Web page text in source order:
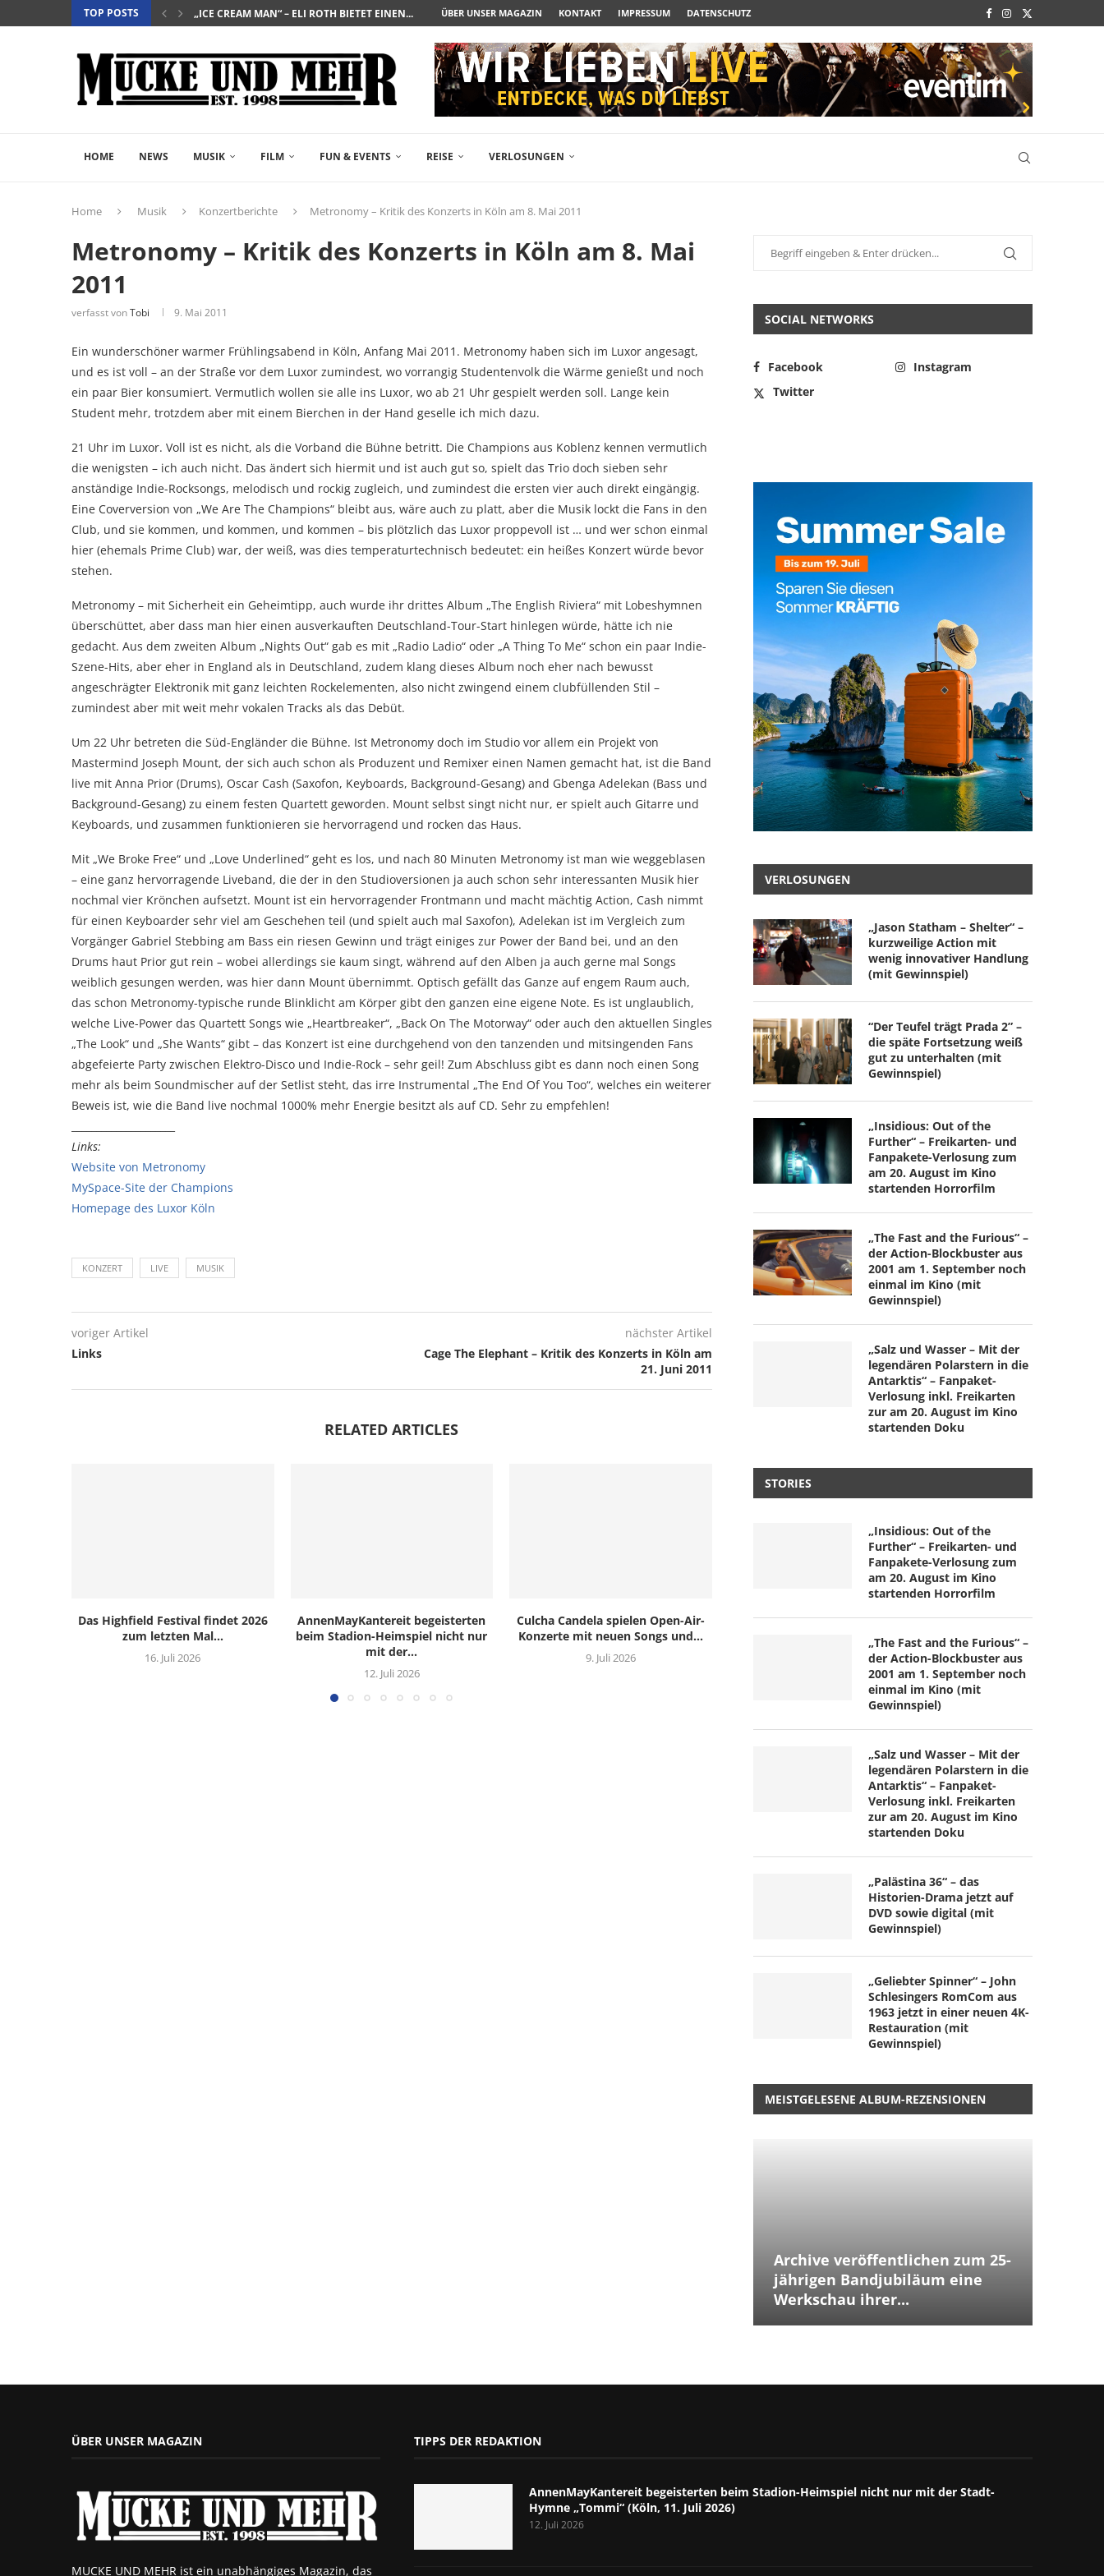
TOP POSTS
„EVERYTIME“ – BERÜHRENDE TRAUERAUFARBEITUNG DER BESONDEREN ART
„NIGHTBORN“ – WENN MUTTERSEIN ZUM ALBTRAUM WIRD
„INSIDIOUS: OUT OF THE FURTHER“ – FREIKARTEN- UND...
„THE FAST AND THE FURIOUS“ – DER ACTION-BLOCKBUSTER...
„SALZ UND WASSER – MIT DER LEGENDÄREN POLARSTERN...
„PALÄSTINA 36“ – DAS HISTORIEN-DRAMA JETZT AUF DVD...
„GELIEBTER SPINNER“ – JOHN SCHLESINGERS ROMCOM AUS 1963...
ÜBER UNSER MAGAZIN KONTAKT IMPRESSUM DATENSCHUTZ
HOME NEWS MUSIK FILM FUN & EVENTS REISE VERLOSUNGEN
Home Musik Konzertberichte Metronomy – Kritik des Konzerts in Köln am 8. Mai 2011
Metronomy – Kritik des Konzerts in Köln am 8. Mai
2011
verfasst vonTobi 9. Mai 2011
Ein wunderschöner warmer Frühlingsabend in Köln, Anfang Mai 2011. Metronomy haben sich im Luxor angesagt,
und es ist voll – an der Straße vor dem Luxor zumindest, wo vorrangig Studentenvolk die Wärme genießt und noch
ein paar Bier konsumiert. Vermutlich wollen sie alle ins Luxor, wo ab 21 Uhr gespielt werden soll. Lange kein
Student mehr, trotzdem aber mit einem Bierchen in der Hand geselle ich mich dazu.
21 Uhr im Luxor. Voll ist es nicht, als die Vorband die Bühne betritt. Die Champions aus Koblenz kennen vermutlich
die wenigsten – ich auch nicht. Das ändert sich hiermit und ist auch gut so, spielt das Trio doch sieben sehr
anständige Indie-Rocksongs, melodisch und rockig zugleich, und zumindest die ersten vier auch direkt eingängig.
Eine Coverversion von „We Are The Champions“ bleibt aus, wäre auch zu platt, aber die Musik lockt die Fans in den
Club, und sie kommen, und kommen, und kommen – bis plötzlich das Luxor proppevoll ist … und wer schon einmal
hier (ehemals Prime Club) war, der weiß, was dies temperaturtechnisch bedeutet: ein heißes Konzert würde bevor
stehen.
Metronomy – mit Sicherheit ein Geheimtipp, auch wurde ihr drittes Album „The English Riviera“ mit Lobeshymnen
überschüttet, aber dass man hier einen ausverkauften Deutschland-Tour-Start hinlegen würde, hätte ich nie
gedacht. Aus dem zweiten Album „Nights Out“ gab es mit „Radio Ladio“ oder „A Thing To Me“ schon ein paar Indie-
Szene-Hits, aber eher in England als in Deutschland, zudem klang dieses Album noch eher nach bewusst
angeschrägter Elektronik mit ganz leichten Rockelementen, also nicht zwingend einem clubfüllenden Stil –
zumindest aber mit weit mehr vokalen Tracks als das Debüt.
Um 22 Uhr betreten die Süd-Engländer die Bühne. Ist Metronomy doch im Studio vor allem ein Projekt von
Mastermind Joseph Mount, der sich auch schon als Produzent und Remixer einen Namen gemacht hat, ist die Band
live mit Anna Prior (Drums), Oscar Cash (Saxofon, Keyboards, Background-Gesang) and Gbenga Adelekan (Bass und
Background-Gesang) zu einem festen Quartett geworden. Mount selbst singt nicht nur, er spielt auch Gitarre und
Keyboards, und zusammen funktionieren sie hervorragend und rocken das Haus.
Mit „We Broke Free“ und „Love Underlined“ geht es los, und nach 80 Minuten Metronomy ist man wie weggeblasen
– eine ganz hervorragende Liveband, die der in den Studioversionen ja auch schon sehr interessanten Musik hier
nochmal vier Krönchen aufsetzt. Mount ist ein hervorragender Frontmann und macht mächtig Action, Cash nimmt
für einen Keyboarder sehr viel am Geschehen teil (und spielt auch mal Saxofon), Adelekan ist im Vergleich zum
Vorgänger Gabriel Stebbing am Bass ein riesen Gewinn und trägt einiges zur Power der Band bei, und an den
Drums haut Prior gut rein – wobei allerdings sie kaum singt, während auf den Alben ja auch gerne mal Songs
weiblich gesungen werden, was hier dann Mount übernimmt. Optisch gefällt das Ganze auf engem Raum auch,
das schon Metronomy-typische runde Blinklicht am Körper gibt den ganzen eine eigene Note. Es ist unglaublich,
welche Live-Power das Quartett Songs wie „Heartbreaker“, „Back On The Motorway“ oder auch den aktuellen Singles
„The Look“ und „She Wants“ gibt – das Konzert ist eine durchgehend von den tanzenden und mitsingenden Fans
abgefeierte Party zwischen Elektro-Disco und Indie-Rock – sehr geil! Zum Abschluss gibt es dann noch einen Song
mehr als beim Soundmischer auf der Setlist steht, das irre Instrumental „The End Of You Too“, welches ein weiterer
Beweis ist, wie die Band live nochmal 1000% mehr Energie besitzt als auf CD. Sehr zu empfehlen!
Links:
Website von Metronomy
MySpace-Site der Champions
Homepage des Luxor Köln
KONZERT LIVE MUSIK
voriger Artikel
Links
nächster Artikel
Cage The Elephant – Kritik des Konzerts in Köln am
21. Juni 2011
RELATED ARTICLES
Das Highfield Festival findet 2026
zum letzten Mal...
16. Juli 2026
AnnenMayKantereit begeisterten
beim Stadion-Heimspiel nicht nur
mit der...
12. Juli 2026
Culcha Candela spielen Open-Air-
Konzerte mit neuen Songs und...
9. Juli 2026
Fatoni überzeugt auch auf seinem
siebten Album mit...
Deep Purple rocken auch
24. Studioalbum...
SOCIAL NETWORKS
Facebook
Instagram
Twitter
VERLOSUNGEN
„Jason Statham – Shelter“ –
kurzweilige Action mit
wenig innovativer Handlung
(mit Gewinnspiel)
“Der Teufel trägt Prada 2” –
die späte Fortsetzung weiß
gut zu unterhalten (mit
Gewinnspiel)
„Insidious: Out of the
Further“ – Freikarten- und
Fanpakete-Verlosung zum
am 20. August im Kino
startenden Horrorfilm
„The Fast and the Furious“ –
der Action-Blockbuster aus
2001 am 1. September noch
einmal im Kino (mit
Gewinnspiel)
„Salz und Wasser – Mit der
legendären Polarstern in die
Antarktis“ – Fanpaket-
Verlosung inkl. Freikarten
zur am 20. August im Kino
startenden Doku
STORIES
„Insidious: Out of the
Further“ – Freikarten- und
Fanpakete-Verlosung zum
am 20. August im Kino
startenden Horrorfilm
„The Fast and the Furious“ –
der Action-Blockbuster aus
2001 am 1. September noch
einmal im Kino (mit
Gewinnspiel)
„Salz und Wasser – Mit der
legendären Polarstern in die
Antarktis“ – Fanpaket-
Verlosung inkl. Freikarten
zur am 20. August im Kino
startenden Doku
„Palästina 36“ – das
Historien-Drama jetzt auf
DVD sowie digital (mit
Gewinnspiel)
„Geliebter Spinner“ – John
Schlesingers RomCom aus
1963 jetzt in einer neuen 4K-
Restauration (mit
Gewinnspiel)
MEISTGELESENE ALBUM-REZENSIONEN
Archive veröffentlichen zum 25-
jährigen Bandjubiläum eine
Werkschau ihrer...
ÜBER UNSER MAGAZIN
MUCKE UND MEHR ist ein unabhängiges Magazin, das
TIPPS DER REDAKTION
AnnenMayKantereit begeisterten beim Stadion-Heimspiel nicht nur mit der Stadt-
Hymne „Tommi“ (Köln, 11. Juli 2026)
12. Juli 2026